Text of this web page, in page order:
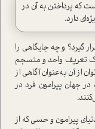
که پرداختن به آن در
دارد.
گیرد؟ و چه جایگاهی را
تعریف واحد و منسجم
از آن به‌عنوان آگاهی از
جهان پیرامون فرد در
پیرامون و حسی که از